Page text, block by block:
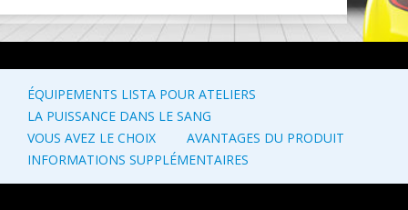
ÉQUIPEMENTS LISTA POUR ATELIERS
LA PUISSANCE DANS LE SANG
VOUS AVEZ LE CHOIX
AVANTAGES DU PRODUIT
INFORMATIONS SUPPLÉMENTAIRES